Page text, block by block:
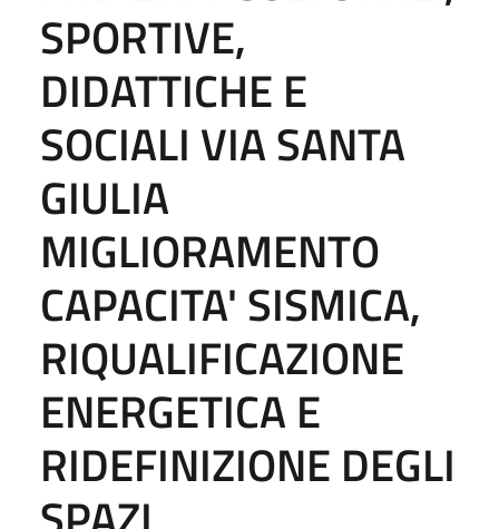
SPORTIVE,
DIDATTICHE E
SOCIALI VIA SANTA
GIULIA
MIGLIORAMENTO
CAPACITA' SISMICA,
RIQUALIFICAZIONE
ENERGETICA E
RIDEFINIZIONE DEGLI